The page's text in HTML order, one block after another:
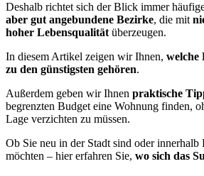
Deshalb richtet sich der Blick immer
aber gut angebundene Bezirke, die mit
hoher Lebensqualität überzeugen.
In diesem Artikel zeigen wir Ihnen, welche
zu den günstigsten gehören.
Außerdem geben wir Ihnen praktische
begrenzten Budget eine Wohnung finden,
Lage verzichten zu müssen.
Ob Sie neu in der Stadt sind oder innerhalb
möchten – hier erfahren Sie, wo sich das